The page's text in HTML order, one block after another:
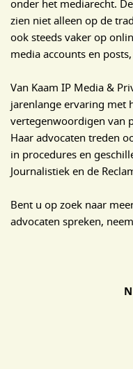
onder het mediarecht.
zien niet alleen op de
ook steeds vaker op
media accounts en
Van Kaam IP Media &
jarenlange ervaring met
vertegenwoordigen van
Haar advocaten treden
in procedures en
Journalistiek en de
Bent u op zoek naar
advocaten spreken,